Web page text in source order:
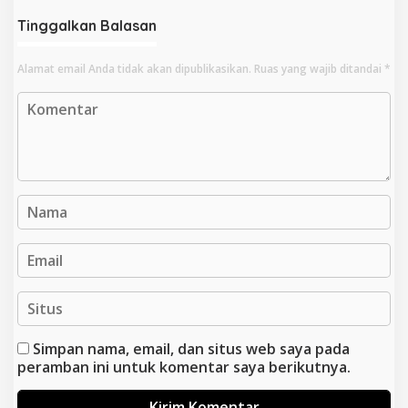
Tinggalkan Balasan
Alamat email Anda tidak akan dipublikasikan. Ruas yang wajib ditandai *
Simpan nama, email, dan situs web saya pada
peramban ini untuk komentar saya berikutnya.